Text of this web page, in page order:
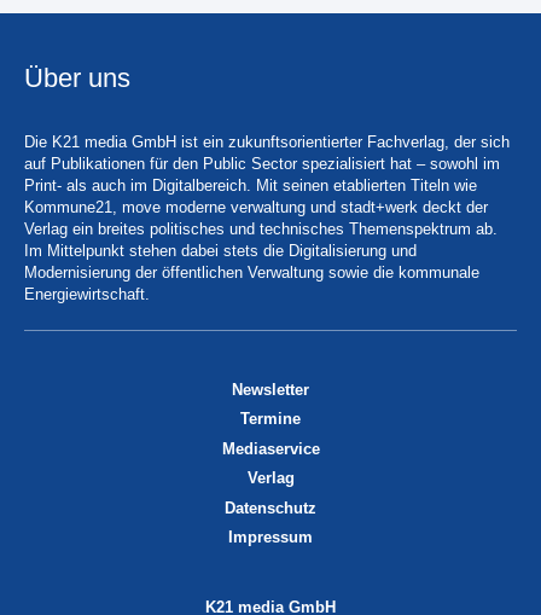
Über uns
Die K21 media GmbH ist ein zukunftsorientierter Fachverlag, der sich
auf Publikationen für den Public Sector spezialisiert hat – sowohl im
Print- als auch im Digitalbereich. Mit seinen etablierten Titeln wie
Kommune21, move moderne verwaltung und stadt+werk deckt der
Verlag ein breites politisches und technisches Themenspektrum ab.
Im Mittelpunkt stehen dabei stets die Digitalisierung und
Modernisierung der öffentlichen Verwaltung sowie die kommunale
Energiewirtschaft.
Newsletter
Termine
Mediaservice
Verlag
Datenschutz
Impressum
K21 media GmbH